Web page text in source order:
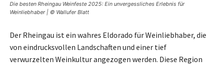
Die besten Rheingau Weinfeste 2025: Ein unvergessliches Erlebnis für
Weinliebhaber | © Wallufer Blatt
Der Rheingau ist ein wahres Eldorado für Weinliebhaber, die
von eindrucksvollen Landschaften und einer tief
verwurzelten Weinkultur angezogen werden. Diese Region